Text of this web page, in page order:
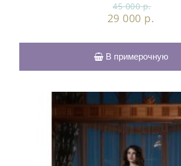
45 000 р.
29 000 р.
В примерочную